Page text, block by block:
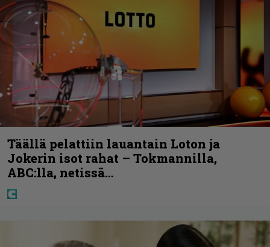
Täällä pelattiin lauantain Loton ja
Jokerin isot rahat – Tokmannilla,
ABC:lla, netissä…